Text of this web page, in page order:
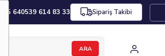
55 640539 614 83 33 Sipariş Takibi